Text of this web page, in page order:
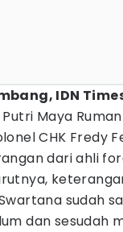
IDN
Maya
CHK Fredy
dari ahli
sudah
dan sesudah